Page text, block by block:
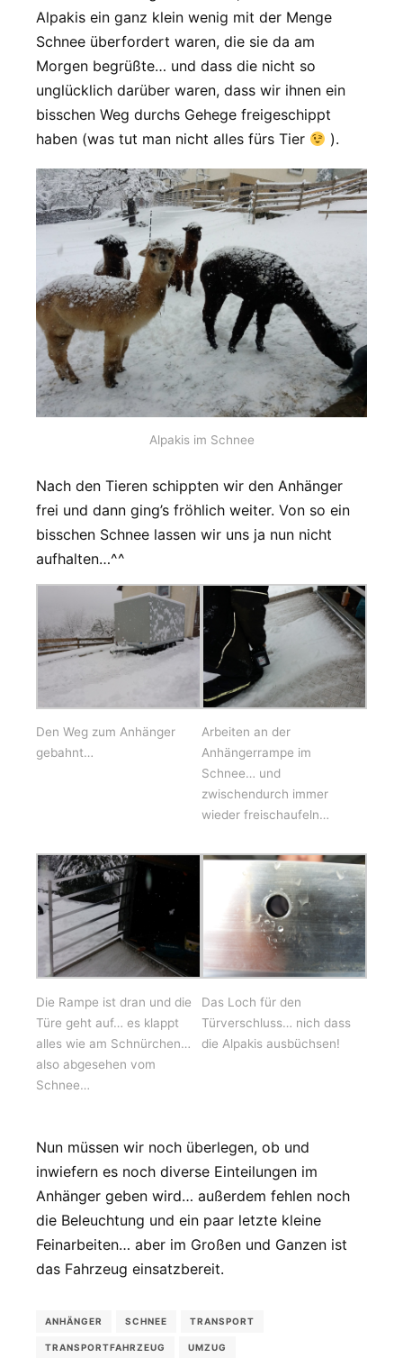
Alpakis ein ganz klein wenig mit der Menge
Schnee überfordert waren, die sie da am
Morgen begrüßte… und dass die nicht so
unglücklich darüber waren, dass wir ihnen ein
bisschen Weg durchs Gehege freigeschippt
haben (was tut man nicht alles fürs Tier
).
Alpakis im Schnee
Nach den Tieren schippten wir den Anhänger
frei und dann ging’s fröhlich weiter. Von so ein
bisschen Schnee lassen wir uns ja nun nicht
aufhalten…^^
Den Weg zum Anhänger
gebahnt…
Arbeiten an der
Anhängerrampe im
Schnee… und
zwischendurch immer
wieder freischaufeln…
Die Rampe ist dran und die
Türe geht auf… es klappt
alles wie am Schnürchen…
also abgesehen vom
Schnee…
Das Loch für den
Türverschluss… nich dass
die Alpakis ausbüchsen!
Nun müssen wir noch überlegen, ob und
inwiefern es noch diverse Einteilungen im
Anhänger geben wird… außerdem fehlen noch
die Beleuchtung und ein paar letzte kleine
Feinarbeiten… aber im Großen und Ganzen ist
das Fahrzeug einsatzbereit.
ANHÄNGER SCHNEE TRANSPORT
TRANSPORTFAHRZEUG UMZUG